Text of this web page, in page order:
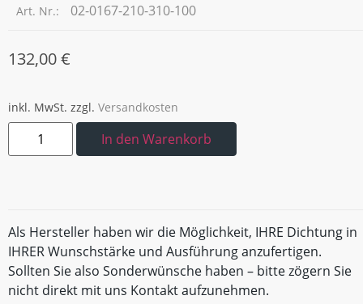
Art. Nr.: 02-0167-210-310-100
132,00€
inkl. MwSt. zzgl. Versandkosten
In den Warenkorb
Als Hersteller haben wir die Möglichkeit, IHRE Dichtung in
IHRER Wunschstärke und Ausführung anzufertigen.
Sollten Sie also Sonderwünsche haben – bitte zögern Sie
nicht direkt mit uns Kontakt aufzunehmen.